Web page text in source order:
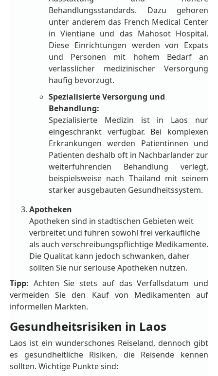
Behandlungsstandards. Dazu gehoren
unter anderem das French Medical Center
in Vientiane und das Mahosot Hospital.
Diese Einrichtungen werden von Expats
und Personen mit hohem Bedarf an
verlasslicher medizinischer Versorgung
haufig bevorzugt.
Spezialisierte Versorgung und
Behandlung:
Spezialisierte Medizin ist in Laos nur
eingeschrankt verfugbar. Bei komplexen
Erkrankungen werden Patientinnen und
Patienten deshalb oft in Nachbarlander zur
weiterfuhrenden Behandlung verlegt,
beispielsweise nach Thailand mit seinem
starker ausgebauten Gesundheitssystem.
Apotheken
Apotheken sind in stadtischen Gebieten weit
verbreitet und fuhren sowohl frei verkaufliche
als auch verschreibungspflichtige Medikamente.
Die Qualitat kann jedoch schwanken, daher
sollten Sie nur seriouse Apotheken nutzen.
Tipp: Achten Sie stets auf das Verfallsdatum und
vermeiden Sie den Kauf von Medikamenten auf
informellen Markten.
Gesundheitsrisiken in Laos
Laos ist ein wunderschones Reiseland, dennoch gibt
es gesundheitliche Risiken, die Reisende kennen
sollten. Wichtige Punkte sind: